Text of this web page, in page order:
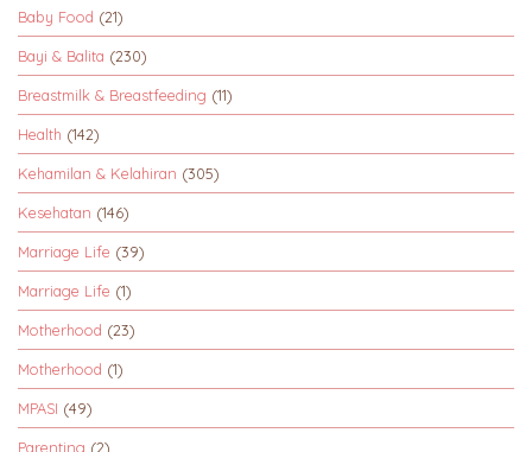
Baby Food (21)
Bayi & Balita (230)
Breastmilk & Breastfeeding (11)
Health (142)
Kehamilan & Kelahiran (305)
Kesehatan (146)
Marriage Life (39)
Marriage Life (1)
Motherhood (23)
Motherhood (1)
MPASI (49)
Parenting (2)